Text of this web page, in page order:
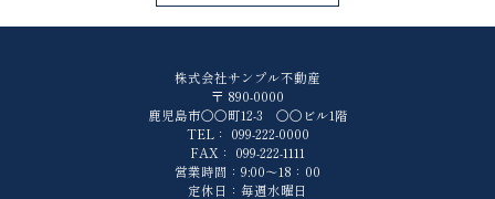
株式会社サンプル不動産
〒 890-0000
鹿児島市〇〇町12-3 〇〇ビル1階
TEL： 099-222-0000
FAX： 099-222-1111
営業時間：9:00～18：00
定休日：毎週水曜日